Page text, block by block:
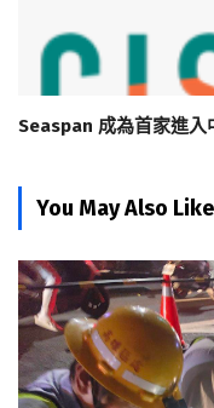
Seaspan 成為首家進入
You May Also